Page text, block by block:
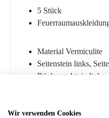
5 Stück
Material Vermiculite
Seitenstein links,
Rückwandstein links,
Wir verwenden Cookies